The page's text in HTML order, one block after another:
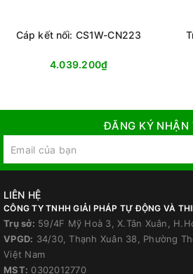
Cáp kết nối: CS1W-CN223
4.039.200₫
ĐĂNG KÝ NHẬN
LIÊN HỆ
CÔNG TY TNHH GIẢI PHÁP TỰ ĐỘNG VÀ
Trụ sở: 59/4F Mỹ Hoà 3, X.Tân Xuân,
VPGD: 34/30, Thạnh Xuân 38, Phường
Việt Nam
MST: 0302012770